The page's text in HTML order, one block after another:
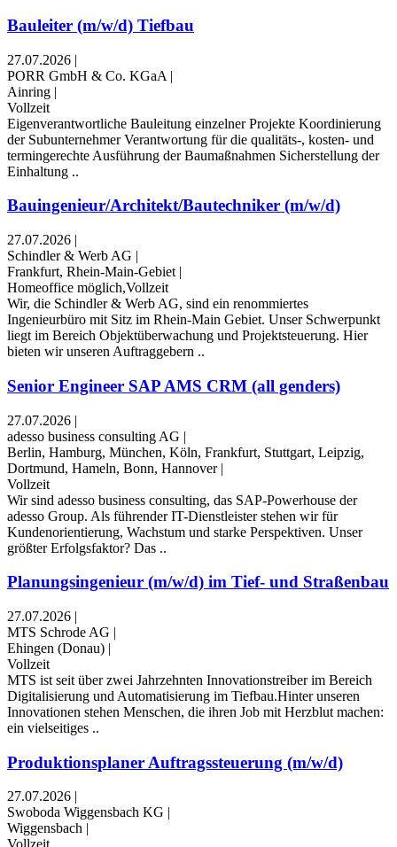
Bauleiter (m/w/d) Tiefbau
27.07.2026 |
PORR GmbH & Co. KGaA |
Ainring |
Vollzeit
Eigenverantwortliche Bauleitung einzelner Projekte Koordinierung
der Subunternehmer Verantwortung für die qualitäts-, kosten- und
termingerechte Ausführung der Baumaßnahmen Sicherstellung der
Einhaltung ..
Bauingenieur/Architekt/Bautechniker (m/w/d)
27.07.2026 |
Schindler & Werb AG |
Frankfurt, Rhein-Main-Gebiet |
Homeoffice möglich,Vollzeit
Wir, die Schindler & Werb AG, sind ein renommiertes
Ingenieurbüro mit Sitz im Rhein-Main Gebiet. Unser Schwerpunkt
liegt im Bereich Objektüberwachung und Projektsteuerung. Hier
bieten wir unseren Auftraggebern ..
Senior Engineer SAP AMS CRM (all genders)
27.07.2026 |
adesso business consulting AG |
Berlin, Hamburg, München, Köln, Frankfurt, Stuttgart, Leipzig,
Dortmund, Hameln, Bonn, Hannover |
Vollzeit
Wir sind adesso business consulting, das SAP-Powerhouse der
adesso Group. Als führender IT-Dienstleister stehen wir für
Kundenorientierung, Wachstum und starke Perspektiven. Unser
größter Erfolgsfaktor? Das ..
Planungsingenieur (m/w/d) im Tief- und Straßenbau
27.07.2026 |
MTS Schrode AG |
Ehingen (Donau) |
Vollzeit
MTS ist seit über zwei Jahrzehnten Innovationstreiber im Bereich
Digitalisierung und Automatisierung im Tiefbau.Hinter unseren
Innovationen stehen Menschen, die ihren Job mit Herzblut machen:
ein vielseitiges ..
Produktionsplaner Auftragssteuerung (m/w/d)
27.07.2026
Swoboda Wiggensbach KG
Wiggensbach